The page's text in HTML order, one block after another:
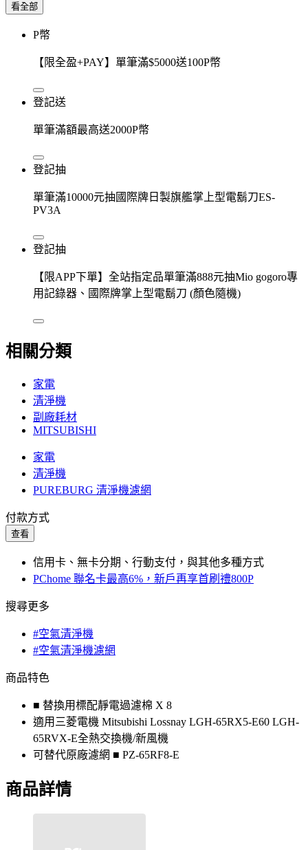
看全部
P幣
【限全盈+PAY】單筆滿$5000送100P幣
登記送
單筆滿額最高送2000P幣
登記抽
單筆滿10000元抽國際牌日製旗艦掌上型電鬍刀ES-
PV3A
登記抽
【限APP下單】全站指定品單筆滿888元抽Mio gogoro專
用記錄器、國際牌掌上型電鬍刀 (顏色隨機)
相關分類
家電
清淨機
副廠耗材
MITSUBISHI
家電
清淨機
PUREBURG 清淨機濾網
付款方式
查看
信用卡、無卡分期、行動支付，與其他多種方式
PChome 聯名卡最高6%，新戶再享首刷禮800P
搜尋更多
#空氣清淨機
#空氣清淨機濾網
商品特色
■ 替換用標配靜電過濾棉 X 8
適用三菱電機 Mitsubishi Lossnay LGH-65RX5-E60 LGH-
65RVX-E全熱交換機/新風機
可替代原廠濾網 ■ PZ-65RF8-E
商品詳情